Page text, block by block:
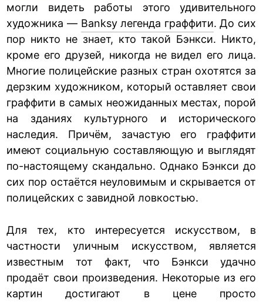
могли видеть работы этого удивительного
художника — Banksy легенда граффити. До сих
пор никто не знает, кто такой Бэнкси. Никто,
кроме его друзей, никогда не видел его лица.
Многие полицейские разных стран охотятся за
дерзким художником, который оставляет свои
граффити в самых неожиданных местах, порой
на зданиях культурного и исторического
наследия. Причём, зачастую его граффити
имеют социальную составляющую и выглядят
по-настоящему скандально. Однако Бэнкси до
сих пор остаётся неуловимым и скрывается от
полицейских с завидной ловкостью.
Для тех, кто интересуется искусством, в
частности уличным искусством, является
известным тот факт, что Бэнкси удачно
продаёт свои произведения. Некоторые из его
картин достигают в цене просто